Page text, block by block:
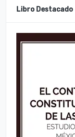
Libro Destacado